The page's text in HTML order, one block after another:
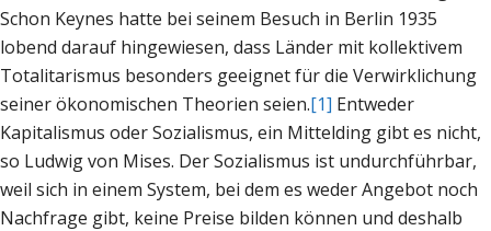
Schon Keynes hatte bei seinem Besuch in Berlin 1935
lobend darauf hingewiesen, dass Länder mit kollektivem
Totalitarismus besonders geeignet für die Verwirklichung
seiner ökonomischen Theorien seien.[1] Entweder
Kapitalismus oder Sozialismus, ein Mittelding gibt es nicht,
so Ludwig von Mises. Der Sozialismus ist undurchführbar,
weil sich in einem System, bei dem es weder Angebot noch
Nachfrage gibt, keine Preise bilden können und deshalb